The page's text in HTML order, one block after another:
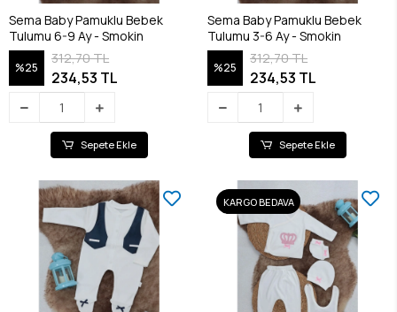
Sema Baby Pamuklu Bebek
Tulumu 6-9 Ay - Smokin
%25
312,70 TL
234,53 TL
Sepete Ekle
Sema Baby Pamuklu Bebek
Tulumu 3-6 Ay - Smokin
%25
312,70 TL
234,53 TL
Sepete Ekle
KARGO BEDAVA